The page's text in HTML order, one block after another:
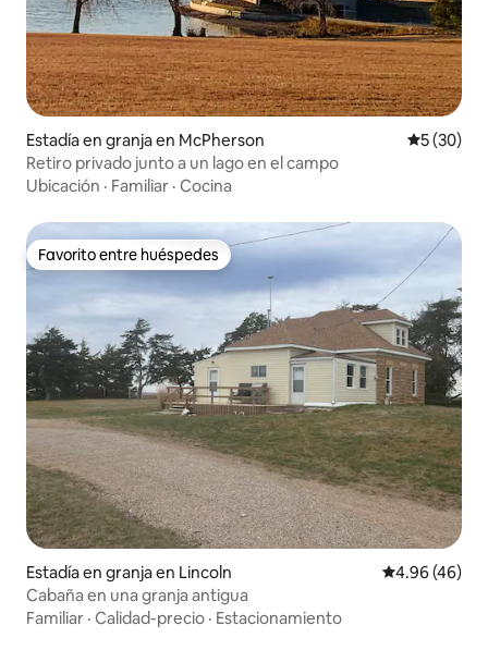
Estadía en granja en McPherson
5 (30)
Retiro privado junto a un lago en el campo
Ubicación · Familiar · Cocina
Favorito entre huéspedes
Favorito entre huéspedes
Estadía en granja en Lincoln Calificación
4.96 (46)
Cabaña en una granja antigua
Familiar · Calidad-precio · Estacionamiento